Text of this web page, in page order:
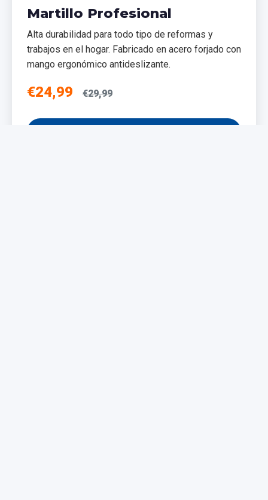
Martillo Profesional
Alta durabilidad para todo tipo de reformas y
trabajos en el hogar. Fabricado en acero forjado con
mango ergonómico antideslizante.
€24,99 €29,99